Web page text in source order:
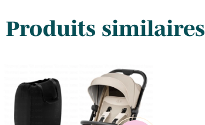
Produits similaires